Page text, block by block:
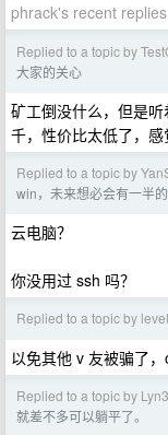
phrack's recent replies
Replied to a topic by
大家的关心
矿工倒没什么，但是
千，性价比太低了，
Replied to a topic by
win，未来想必会有一半
云电脑？
你没用过 ssh 吗？
Replied to a topic by
以免其他 v 友被骗了
Replied to a topic by
就差不多可以躺平了。